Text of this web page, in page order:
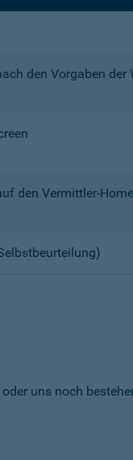
den Vorgaben
den Vermittler-
uns noch